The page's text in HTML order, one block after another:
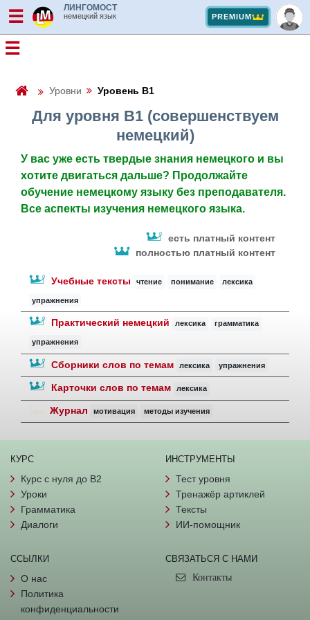
☰ ЛИНГОМОСТ
немецкий язык PREMIUM
☰
Уровни Уровень B1
Для уровня B1 (совершенствуем
немецкий)
У вас уже есть твердые знания немецкого и вы
хотите двигаться дальше? Продолжайте
обучение немецкому языку без преподавателя.
Все аспекты изучения немецкого языка.
есть платный контент
полностью платный контент
Учебные тексты чтение понимание лексика
упражнения
Практический немецкий лексика грамматика
упражнения
Сборники слов по темам лексика упражнения
Карточки слов по темам лексика
Журнал мотивация методы изучения
КУРС
Курс с нуля до B2
Уроки
Грамматика
Диалоги
ИНСТРУМЕНТЫ
Тест уровня
Тренажёр артиклей
Тексты
ИИ-помощник
ССЫЛКИ
О нас
Политика
конфиденциальности
СВЯЗАТЬСЯ С НАМИ
Контакты